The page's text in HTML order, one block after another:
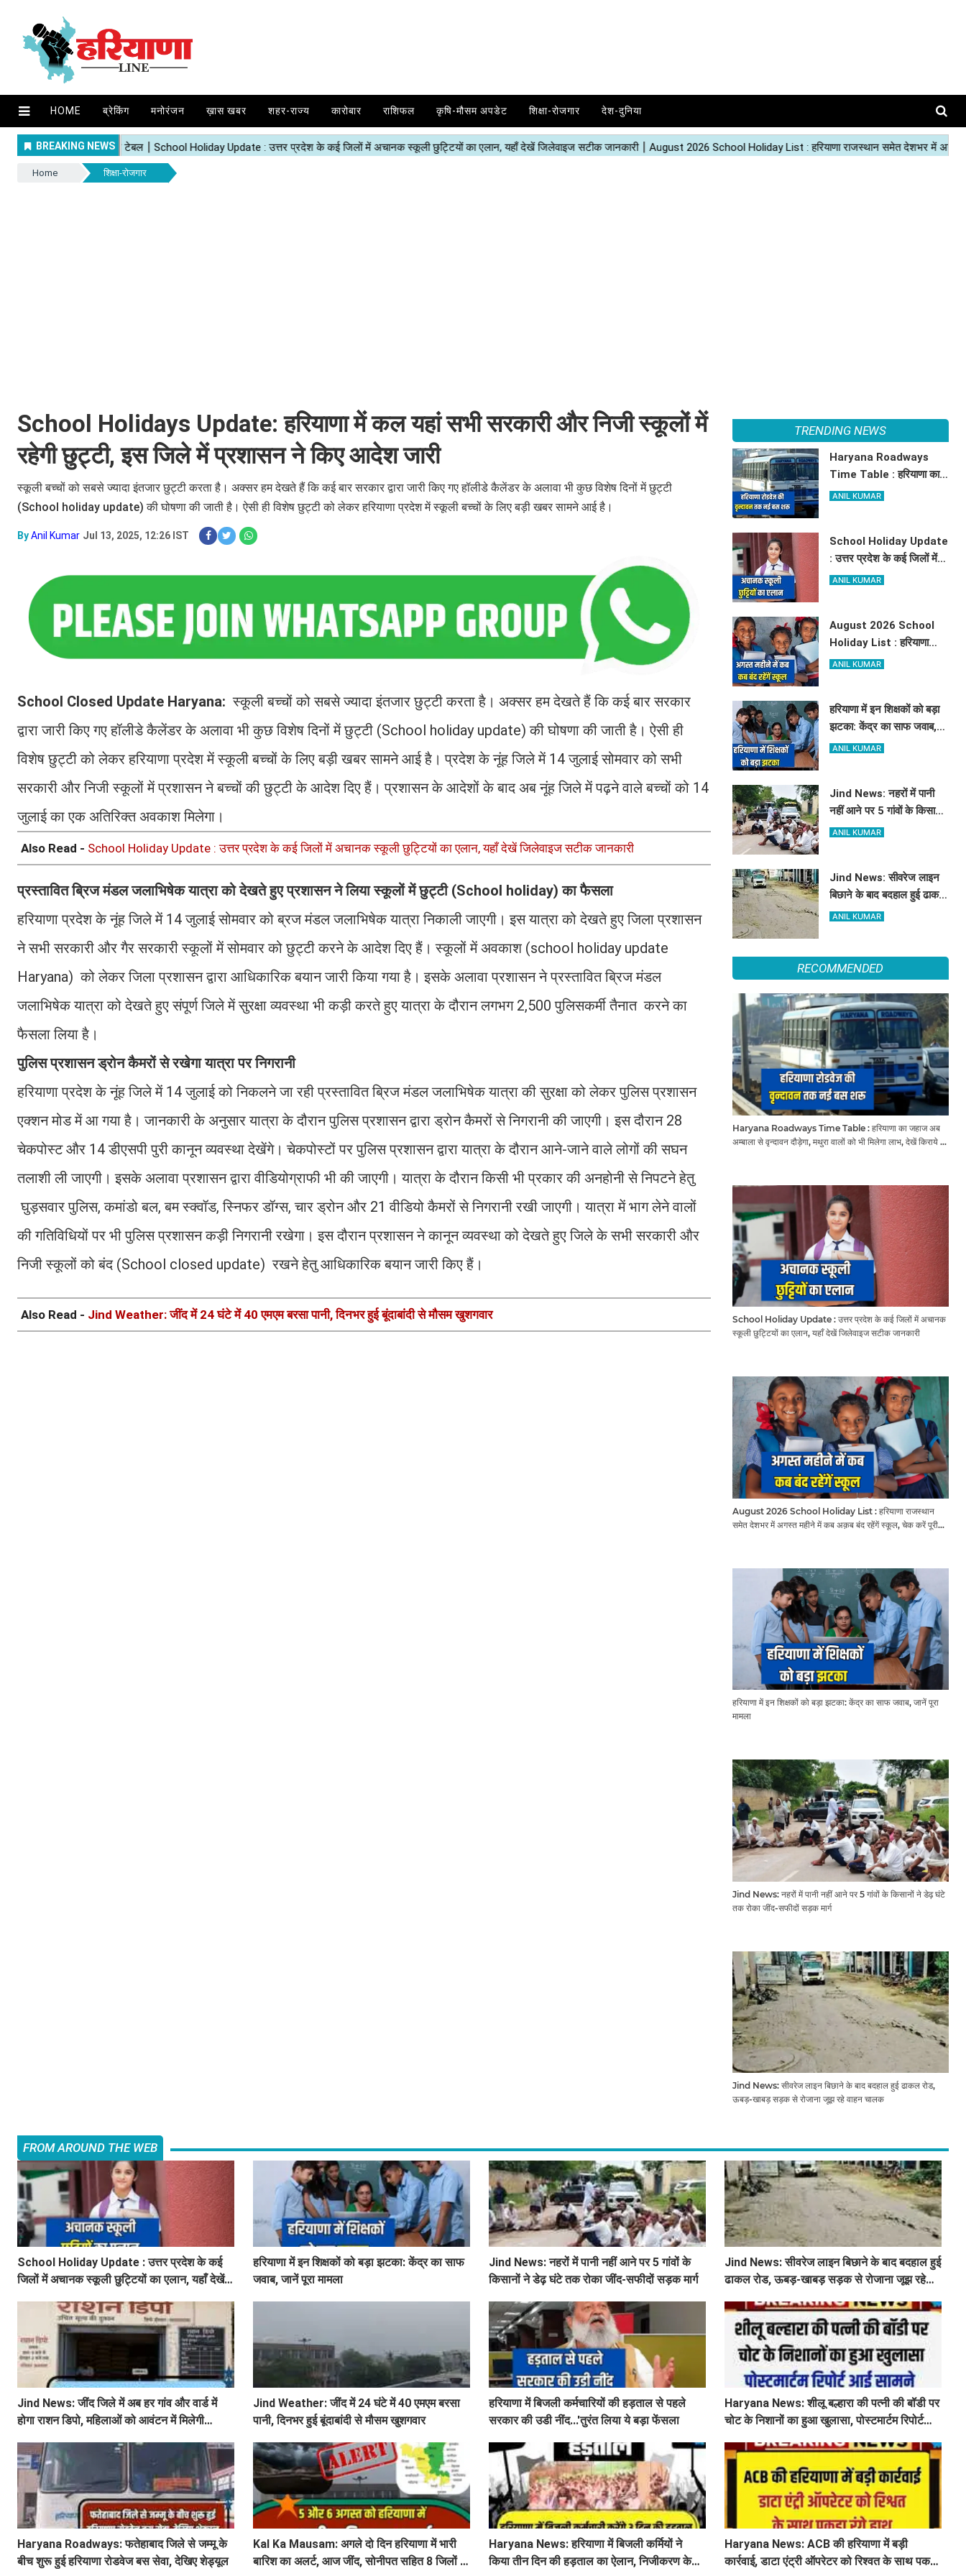
HOME ब्रेकिंग मनोरंजन ख़ास खबर शहर-राज्य कारोबार राशिफल कृषि-मौसम अपडेट शिक्षा-रोजगार देश-दुनिया
Home शिक्षा-रोजगार
School Holidays Update: हरियाणा में कल यहां सभी सरकारी और निजी स्कूलों में
रहेगी छुट्टी, इस जिले में प्रशासन ने किए आदेश जारी
स्कूली बच्चों को सबसे ज्यादा इंतजार छुट्टी करता है। अक्सर हम देखते हैं कि कई बार सरकार द्वारा जारी किए गए हॉलीडे कैलेंडर के अलावा भी कुछ विशेष दिनों में छुट्टी
(School holiday update) की घोषणा की जाती है। ऐसी ही विशेष छुट्टी को लेकर हरियाणा प्रदेश में स्कूली बच्चों के लिए बड़ी खबर सामने आई है।
ByAnil Kumar Jul 13, 2025, 12:26 IST
School Closed Update Haryana:स्कूली बच्चों को सबसे ज्यादा इंतजार छुट्टी करता है। अक्सर हम देखते हैं कि कई बार सरकार
द्वारा जारी किए गए हॉलीडे कैलेंडर के अलावा भी कुछ विशेष दिनों में छुट्टी (School holiday update) की घोषणा की जाती है। ऐसी ही
विशेष छुट्टी को लेकर हरियाणा प्रदेश में स्कूली बच्चों के लिए बड़ी खबर सामने आई है। प्रदेश के नूंह जिले में 14 जुलाई सोमवार को सभी
सरकारी और निजी स्कूलों में प्रशासन ने बच्चों की छुट्टी के आदेश दिए हैं। प्रशासन के आदेशों के बाद अब नूंह जिले में पढ़ने वाले बच्चों को 14
जुलाई का एक अतिरिक्त अवकाश मिलेगा।
Also Read - School Holiday Update : उत्तर प्रदेश के कई जिलों में अचानक स्कूली छुट्टियों का एलान, यहाँ देखें जिलेवाइज सटीक जानकारी
प्रस्तावित ब्रिज मंडल जलाभिषेक यात्रा को देखते हुए प्रशासन ने लिया स्कूलों में छुट्टी (School holiday) का फैसला
हरियाणा प्रदेश के नूंह जिले में 14 जुलाई सोमवार को ब्रज मंडल जलाभिषेक यात्रा निकाली जाएगी। इस यात्रा को देखते हुए जिला प्रशासन
ने सभी सरकारी और गैर सरकारी स्कूलों में सोमवार को छुट्टी करने के आदेश दिए हैं। स्कूलों में अवकाश (school holiday update
Haryana) को लेकर जिला प्रशासन द्वारा आधिकारिक बयान जारी किया गया है। इसके अलावा प्रशासन ने प्रस्तावित ब्रिज मंडल
जलाभिषेक यात्रा को देखते हुए संपूर्ण जिले में सुरक्षा व्यवस्था भी कड़ी करते हुए यात्रा के दौरान लगभग 2,500 पुलिसकर्मी तैनात करने का
फैसला लिया है।
पुलिस प्रशासन ड्रोन कैमरों से रखेगा यात्रा पर निगरानी
हरियाणा प्रदेश के नूंह जिले में 14 जुलाई को निकलने जा रही प्रस्तावित ब्रिज मंडल जलाभिषेक यात्रा की सुरक्षा को लेकर पुलिस प्रशासन
एक्शन मोड में आ गया है। जानकारी के अनुसार यात्रा के दौरान पुलिस प्रशासन द्वारा ड्रोन कैमरों से निगरानी की जाएगी। इस दौरान 28
चेकपोस्ट और 14 डीएसपी पुरी कानून व्यवस्था देखेंगे। चेकपोस्टों पर पुलिस प्रशासन द्वारा यात्रा के दौरान आने-जाने वाले लोगों की सघन
तलाशी ली जाएगी। इसके अलावा प्रशासन द्वारा वीडियोग्राफी भी की जाएगी। यात्रा के दौरान किसी भी प्रकार की अनहोनी से निपटने हेतु
घुड़सवार पुलिस, कमांडो बल, बम स्क्वॉड, स्निफर डॉग्स, चार ड्रोन और 21 वीडियो कैमरों से निगरानी रखी जाएगी। यात्रा में भाग लेने वालों
की गतिविधियों पर भी पुलिस प्रशासन कड़ी निगरानी रखेगा। इस दौरान प्रशासन ने कानून व्यवस्था को देखते हुए जिले के सभी सरकारी और
निजी स्कूलों को बंद (School closed update) रखने हेतु आधिकारिक बयान जारी किए हैं।
Also Read - Jind Weather: जींद में 24 घंटे में 40 एमएम बरसा पानी, दिनभर हुई बूंदाबांदी से मौसम खुशगवार
TRENDING NEWS
Haryana Roadways
Time Table : हरियाणा का
जहाज अब अम्बाला से वृन्दावन
टाइम टेबल
ANIL KUMAR
School Holiday Update
: उत्तर प्रदेश के कई जिलों में
अचानक स्कूली छुट्टियों का
ANIL KUMAR
August 2026 School
Holiday List : हरियाणा
राजस्थान समेत देशभर में
ANIL KUMAR
हरियाणा में इन शिक्षकों को बड़ा
झटका: केंद्र का साफ जवाब,
जानें पूरा मामला
ANIL KUMAR
Jind News: नहरों में पानी
नहीं आने पर 5 गांवों के किसानों
ने डेढ़ घंटे तक रोका जींद-
ANIL KUMAR
Jind News: सीवरेज लाइन
बिछाने के बाद बदहाल हुई ढाकल
रोड, ऊबड़-खाबड़ सड़क से
ANIL KUMAR
RECOMMENDED
Haryana Roadways Time Table : हरियाणा का जहाज अब
अम्बाला से वृन्दावन दौड़ेगा, मथुरा वालों को भी मिलेगा लाभ, देखें किराये के
School Holiday Update : उत्तर प्रदेश के कई जिलों में अचानक
स्कूली छुट्टियों का एलान, यहाँ देखें जिलेवाइज सटीक जानकारी
August 2026 School Holiday List : हरियाणा राजस्थान
समेत देशभर में अगस्त महीने में कब अक़ब बंद रहेंगें स्कूल, चेक करें पूरी
हरियाणा में इन शिक्षकों को बड़ा झटका: केंद्र का साफ जवाब, जानें पूरा
मामला
Jind News: नहरों में पानी नहीं आने पर 5 गांवों के किसानों ने डेढ़ घंटे
तक रोका जींद-सफीदों सड़क मार्ग
Jind News: सीवरेज लाइन बिछाने के बाद बदहाल हुई ढाकल रोड,
ऊबड़-खाबड़ सड़क से रोजाना जूझ रहे वाहन चालक
FROM AROUND THE WEB
School Holiday Update : उत्तर प्रदेश के कई
जिलों में अचानक स्कूली छुट्टियों का एलान, यहाँ देखें
हरियाणा में इन शिक्षकों को बड़ा झटका: केंद्र का साफ
जवाब, जानें पूरा मामला
Jind News: नहरों में पानी नहीं आने पर 5 गांवों के
किसानों ने डेढ़ घंटे तक रोका जींद-सफीदों सड़क मार्ग
Jind News: सीवरेज लाइन बिछाने के बाद बदहाल हुई
ढाकल रोड, ऊबड़-खाबड़ सड़क से रोजाना जूझ रहे
Jind News: जींद जिले में अब हर गांव और वार्ड में
होगा राशन डिपो, महिलाओं को आवंटन में मिलेगी
Jind Weather: जींद में 24 घंटे में 40 एमएम बरसा
पानी, दिनभर हुई बूंदाबांदी से मौसम खुशगवार
हरियाणा में बिजली कर्मचारियों की हड़ताल से पहले
सरकार की उडी नींद...'तुरंत लिया ये बड़ा फेंसला
Haryana News: शीलू बल्हारा की पत्नी की बॉडी पर
चोट के निशानों का हुआ खुलासा, पोस्टमार्टम रिपोर्ट
Haryana Roadways: फतेहाबाद जिले से जम्मू के
बीच शुरू हुई हरियाणा रोडवेज बस सेवा, देखिए शेड्यूल
Kal Ka Mausam: अगले दो दिन हरियाणा में भारी
बारिश का अलर्ट, आज जींद, सोनीपत सहित 8 जिलों में
Haryana News: हरियाणा में बिजली कर्मियों ने
किया तीन दिन की हड़ताल का ऐलान, निजीकरण के
Haryana News: ACB की हरियाणा में बड़ी
कार्रवाई, डाटा एंट्री ऑपरेटर को रिश्वत के साथ पकड़ा